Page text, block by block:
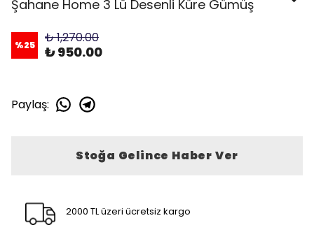
Şahane Home 3 Lü Desenli Küre Gümüş
%25 ₺ 1,270.00
₺ 950.00
Paylaş:
Stoğa Gelince Haber Ver
2000 TL üzeri ücretsiz kargo